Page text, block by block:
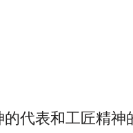
代表和工匠精神